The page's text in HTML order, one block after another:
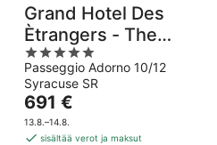
Grand Hotel Des
Ètrangers - The
Leading Hotels of
the World
5
out
of
5
Passeggio Adorno 10/12
Syracuse SR
Hinta
on
691 €
691 €
13.8.–14.8.
sisältää verot ja maksut